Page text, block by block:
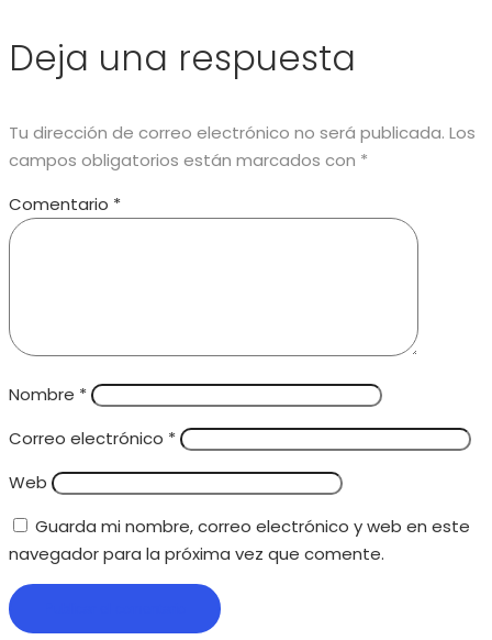
Deja una respuesta
Tu dirección de correo electrónico no será publicada. Los
campos obligatorios están marcados con *
Comentario *
Nombre *
Correo electrónico *
Web
Guarda mi nombre, correo electrónico y web en este
navegador para la próxima vez que comente.